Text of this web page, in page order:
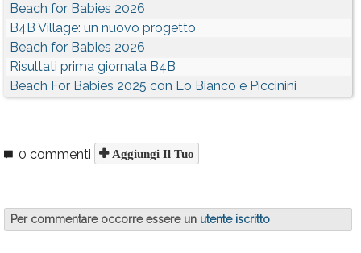
Beach for Babies 2026
B4B Village: un nuovo progetto
Beach for Babies 2026
Risultati prima giornata B4B
Beach For Babies 2025 con Lo Bianco e Piccinini
0 commenti Aggiungi Il Tuo
Per commentare occorre essere un utente iscritto